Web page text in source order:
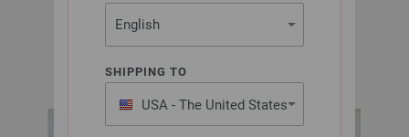
SHIPPING TO
USA - The United States
of America
INFANTI EDITION No. 6 | Modell 30